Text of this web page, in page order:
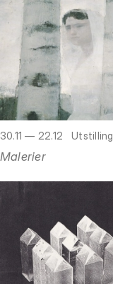
30.11 — 22.12 Utstilling
Malerier